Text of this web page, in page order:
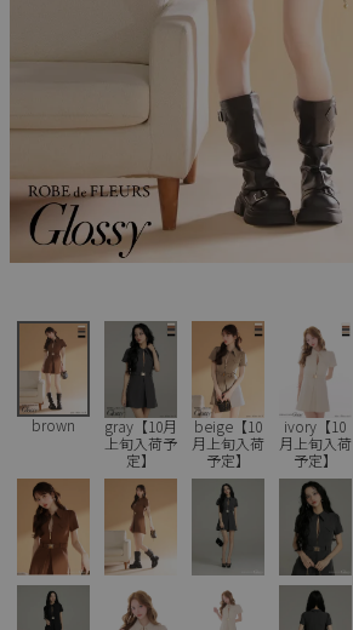
IRMA
JENNNY
COMEX
Pleaser
brown
gray【10月
上旬入荷予
定】
beige【10
月上旬入荷
予定】
ivory【10
月上旬入荷
予定】